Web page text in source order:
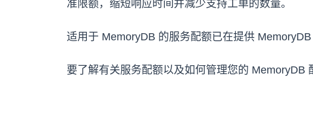
准限额，缩短响应时间并减少支持工单的数量。
适用于 MemoryDB 的服务配额已在提供
要了解有关服务配额以及如何管理您的 MemoryDB